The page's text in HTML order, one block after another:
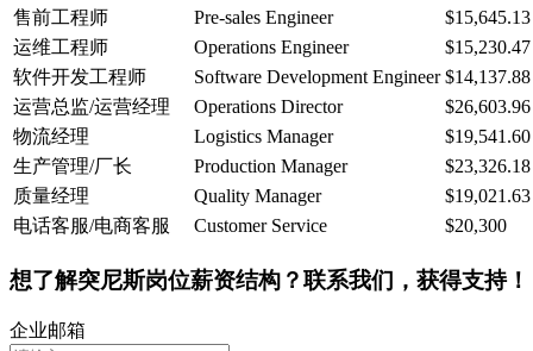
售前工程师
Pre-sales Engineer
$15,645.13
运维工程师
Operations Engineer
$15,230.47
软件开发工程师
Software Development Engineer $14,137.88
运营总监/运营经理
Operations Director
$26,603.96
物流经理
Logistics Manager
$19,541.60
生产管理/厂长
Production Manager
$23,326.18
质量经理
Quality Manager
$19,021.63
电话客服/电商客服
Customer Service $20,300
想了解突尼斯岗位薪资结构？联系我们，获得支持！
企业邮箱